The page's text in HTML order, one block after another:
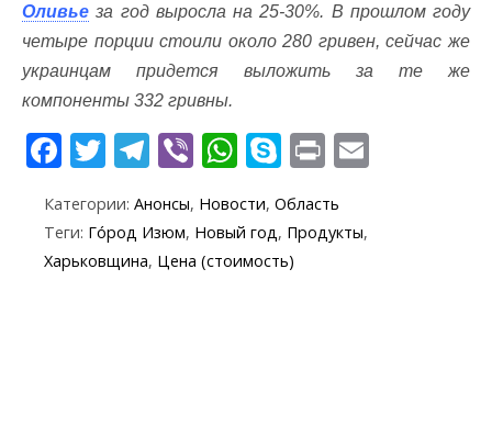
Оливье за ​​год выросла на 25-30%. В прошлом году
четыре порции стоили около 280 гривен, сейчас же
украинцам придется выложить за те же
компоненты 332 гривны.
F
e
b
T
itt
er
T
e
gr
Vi
er
W
at
s
S
k
y
p
Pr
t
Категории: Анонсы, Новости, Область
Теги: Го́род Изюм, Новый год, Продукты,
Харьковщина, Цена (стоимость)